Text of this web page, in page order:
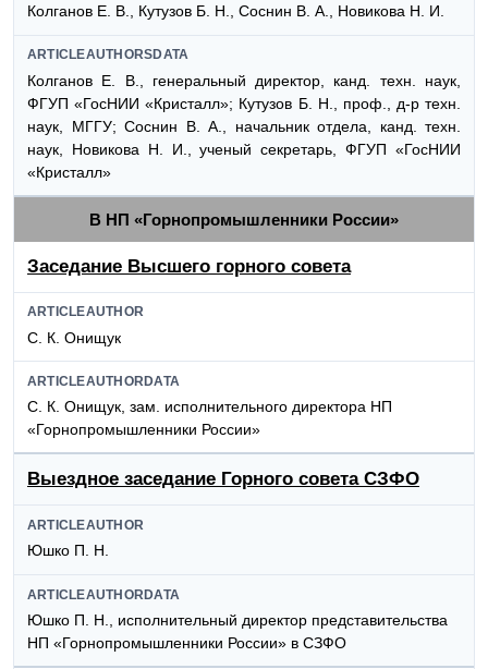
Колганов Е. В., Кутузов Б. Н., Соснин В. А., Новикова Н. И.
ARTICLEAUTHORSDATA
Колганов Е. В., генеральный директор, канд. техн. наук,
ФГУП «ГосНИИ «Кристалл»; Кутузов Б. Н., проф., д-р техн.
наук, МГГУ; Соснин В. А., начальник отдела, канд. техн.
наук, Новикова Н. И., ученый секретарь, ФГУП «ГосНИИ
«Кристалл»
В НП «Горнопромышленники России»
Заседание Высшего горного совета
ARTICLEAUTHOR
С. К. Онищук
ARTICLEAUTHORDATA
С. К. Онищук, зам. исполнительного директора НП
«Горнопромышленники России»
Выездное заседание Горного совета СЗФО
ARTICLEAUTHOR
Юшко П. Н.
ARTICLEAUTHORDATA
Юшко П. Н., исполнительный директор представительства
НП «Горнопромышленники России» в СЗФО